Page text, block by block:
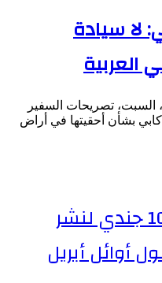
لا سيادة
العربية
السبت، تصريحات السفير
بشأن أحقيتها في أراض
إندونيسيا تجهز 1000 جندي لنشر
أوائل أبريل